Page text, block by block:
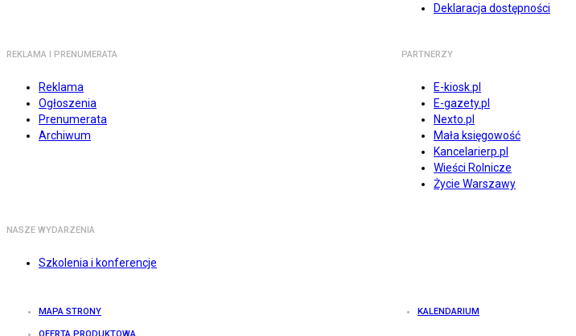
Deklaracja dostępności
REKLAMA I PRENUMERATA
Reklama
Ogłoszenia
Prenumerata
Archiwum
PARTNERZY
E-kiosk.pl
E-gazety.pl
Nexto.pl
Mała księgowość
Kancelarierp.pl
Wieści Rolnicze
Życie Warszawy
NASZE WYDARZENIA
Szkolenia i konferencje
MAPA STRONY KALENDARIUM